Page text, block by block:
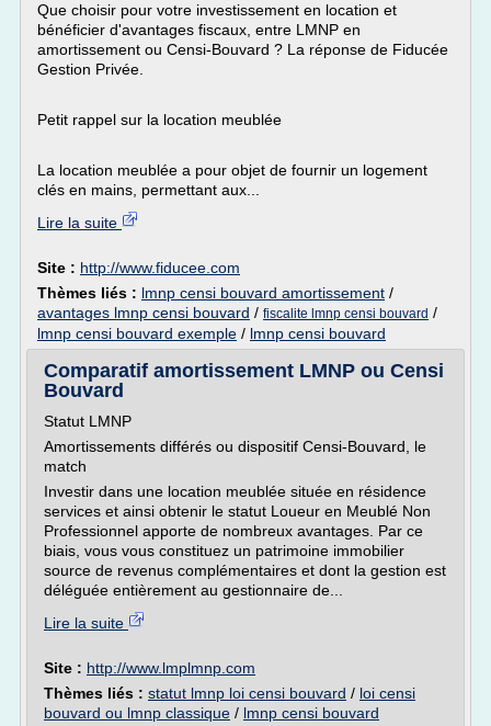
Que choisir pour votre investissement en location et
bénéficier d'avantages fiscaux, entre LMNP en
amortissement ou Censi-Bouvard ? La réponse de Fiducée
Gestion Privée.
Petit rappel sur la location meublée
La location meublée a pour objet de fournir un logement
clés en mains, permettant aux...
Lire la suite
Site : http://www.fiducee.com
Thèmes liés : lmnp censi bouvard amortissement /
avantages lmnp censi bouvard / fiscalite lmnp censi bouvard /
lmnp censi bouvard exemple / lmnp censi bouvard
Comparatif amortissement LMNP ou Censi
Bouvard
Statut LMNP
Amortissements différés ou dispositif Censi-Bouvard, le
match
Investir dans une location meublée située en résidence
services et ainsi obtenir le statut Loueur en Meublé Non
Professionnel apporte de nombreux avantages. Par ce
biais, vous vous constituez un patrimoine immobilier
source de revenus complémentaires et dont la gestion est
déléguée entièrement au gestionnaire de...
Lire la suite
Site : http://www.lmplmnp.com
Thèmes liés : statut lmnp loi censi bouvard / loi censi
bouvard ou lmnp classique / lmnp censi bouvard